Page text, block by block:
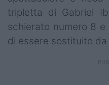
tripletta di Gabriel
schierato numero 8
di essere sostituito da